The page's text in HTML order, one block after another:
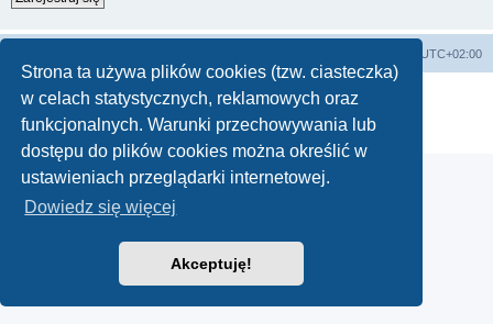
Strona ta używa plików cookies (tzw. ciasteczka)
w celach statystycznych, reklamowych oraz
funkcjonalnych. Warunki przechowywania lub
dostępu do plików cookies można określić w
ustawieniach przeglądarki internetowej.
Dowiedz się więcej
Akceptuję!
UTC+02:00
Technologię dostarczaphpBB ® Forum Software © phpBB Limited
Zasady ochrony danych osobowych|Regulamin